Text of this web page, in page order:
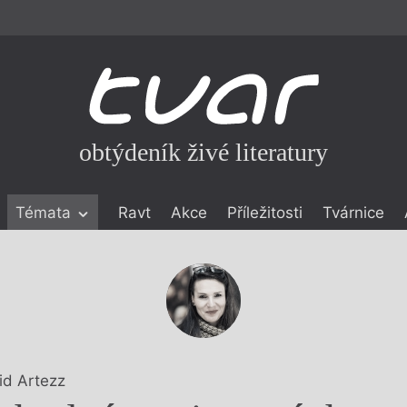
obtýdeník živé literatury
Témata Ravt Akce Příležitosti Tvárnice
Artezz